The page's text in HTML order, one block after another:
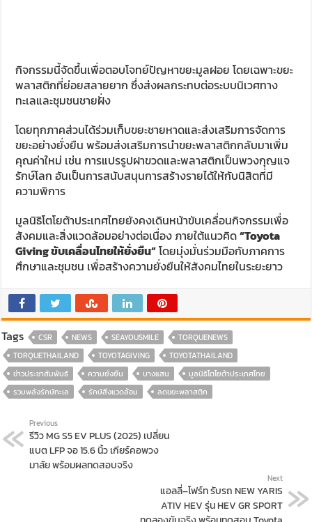
กิจกรรมนี้จัดขึ้นเพื่อตอบโจทย์ปัญหาขยะมูลฝอย โดยเฉพาะขยะ
พลาสติกที่ย่อยสลายยาก ซึ่งส่งผลกระทบต่อระบบนิเวศทาง
ทะเลและชุมชนชายฝั่ง
โดยทุกภาคส่วนได้ร่วมเก็บขยะชายหาดและส่งเสริมการจัดการ
ขยะอย่างยั่งยืน พร้อมส่งเสริมการนำขยะพลาสติกกลับมาเพิ่ม
คุณค่าใหม่ เช่น การแปรรูปฝาขวดและพลาสติกเป็นพวงกุญแจ
รักษ์โลก อันเป็นการสนับสนุนการสร้างรายได้ให้กับนิสิตที่มี
ความพิการ
มูลนิธิโตโยต้าประเทศไทยยังคงเดินหน้าขับเคลื่อนกิจกรรมเพื่อ
สังคมและสิ่งแวดล้อมอย่างต่อเนื่อง ภายใต้แนวคิด“Toyota
Givingขับเคลื่อนไทยให้ยั่งยืน”โดยมุ่งมั่นร่วมมือกับภาคการ
ศึกษาและชุมชน เพื่อสร้างความยั่งยืนให้สังคมไทยในระยะยาว
Tags CSR NEWS SEAYOUSMILE
TORQUENEWS
TORQUETHAILAND
TOYOTAGIVING
TOYOTATHAILAND
ข่าวประชาสัมพันธ์
ความยั่งยืน บางแสน
มูลนิธิโตโยต้าประเทศไทย
รวมพลังรักษ์ทะเล
รักษ์สิ่งแวดล้อม ลดขยะพลาสติก
Previous
รีวิว MG S5 EV PLUS (2025) เปลี่ยน
แบต LFP จอ 15.6 นิ้ว เกียร์คอพวง
มาลัย พร้อมผลทดสอบจริง
Next
แอลลี่–โฟร์ท รับรถ NEW YARIS
ATIV HEV รุ่น HEV GR SPORT